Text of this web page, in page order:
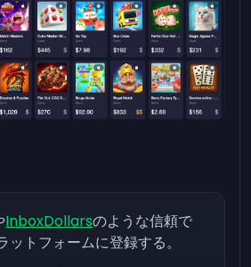
InboxDollarsのような信頼で
ットフォームに登録する。